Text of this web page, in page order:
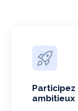
Participez
ambitieux